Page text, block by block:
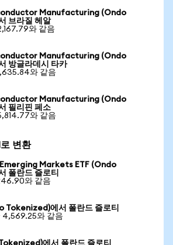
Manufacturing (Ondo
브라질 헤알
와 같음
Manufacturing (Ondo
방글라데시 타카
와 같음
Manufacturing (Ondo
필리핀 페소
와 같음
변환
Markets ETF (Ondo
폴란드 즐로티
와 같음
Tokenized)에서 폴란드 즐로티
4,569.25와 같음
에서 폴란드 즐로티